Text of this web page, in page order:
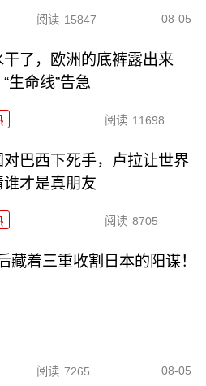
阅读 15847 08-05
干了，欧洲的底裤露出来
生命线”告急
阅读 11698
对巴西下死手，卢拉让世界
谁才是真朋友
阅读 8705
藏着三重收割日本的阳谋！
阅读 7265 08-05